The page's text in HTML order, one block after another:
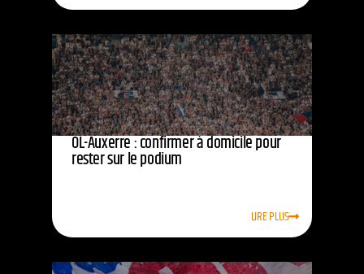
OL-Auxerre : confirmer à domicile pour
rester sur le podium
LIRE PLUS